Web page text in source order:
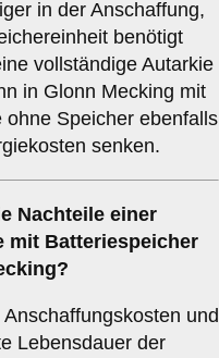
in der Anschaffung,
benötigt
vollständige Autarkie
in Glonn Mecking mit
ohne Speicher ebenfalls
senken.
Nachteile einer
mit Batteriespeicher
und
Lebensdauer der